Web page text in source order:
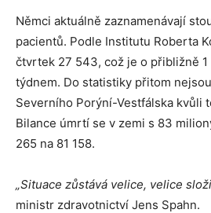
Němci aktuálně zaznamenávají
pacientů. Podle Institutu Roberta
čtvrtek 27 543, což je o přibližně
týdnem. Do statistiky přitom
Severního Porýní-Vestfálska kvůli
Bilance úmrtí se v zemi s 83
265 na 81 158.
„Situace zůstává velice, velice
ministr zdravotnictví Jens Spahn.